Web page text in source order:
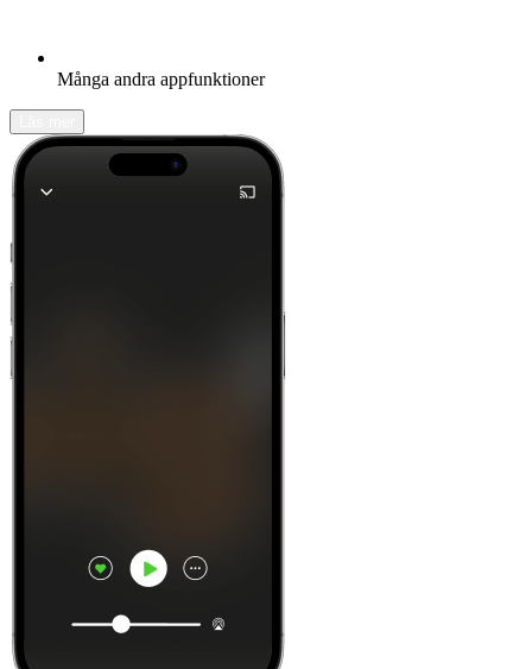
Många andra appfunktioner